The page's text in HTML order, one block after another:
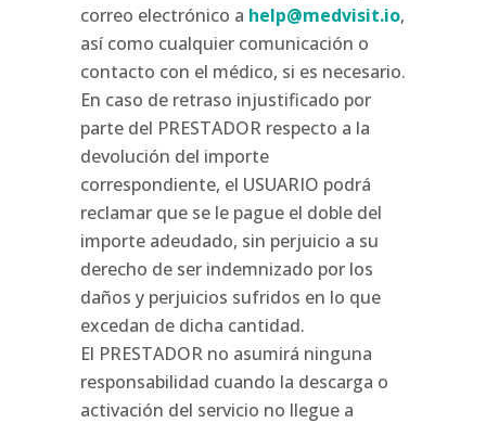
correo electrónico a help@medvisit.io,
así como cualquier comunicación o
contacto con el médico, si es necesario.
En caso de retraso injustificado por
parte del PRESTADOR respecto a la
devolución del importe
correspondiente, el USUARIO podrá
reclamar que se le pague el doble del
importe adeudado, sin perjuicio a su
derecho de ser indemnizado por los
daños y perjuicios sufridos en lo que
excedan de dicha cantidad.
El PRESTADOR no asumirá ninguna
responsabilidad cuando la descarga o
activación del servicio no llegue a